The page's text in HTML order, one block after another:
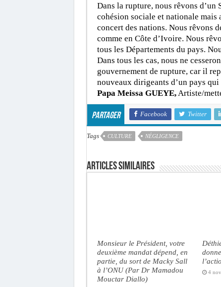
Dans la rupture, nous rêvons d’un
cohésion sociale et nationale mais
concert des nations. Nous rêvons
comme en Côte d’Ivoire. Nous
tous les Départements du pays.
Dans tous les cas, nous ne
gouvernement de rupture, car il
nouveaux dirigeants d’un pays
Papa Meissa GUEYE,Artiste/
Partager Facebook Twitter
Tags CULTURE NÉGLIGENCE
Articles similaires
Monsieur le Président, votre
deuxième mandat dépend, en
partie, du sort de Macky Sall
à l’ONU (Par Dr Mamadou
Mouctar Diallo)
4